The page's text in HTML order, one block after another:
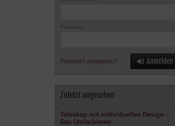
Passwort:
Passwort vergessen? Anmelden
Zuletzt angesehen
Teleskop mit individuellen Design -
Das Umlackieren